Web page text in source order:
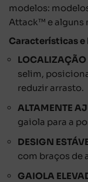
modelos:
Attack™ e alguns
Características e
selim,
reduzir arrasto.
ALTAMENTE
gaiola para a
DESIGN
com braços de
GAIOLA